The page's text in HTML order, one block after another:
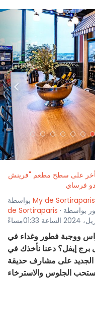
<
على سطح مطعم "فرينش
فرساي
My de Sortiraparis
de Sortiraparis · صور بواسطة My de Sortiraparis · محدث 15 من
الساعة 01:33مساءً
ووجبة فطور وغداء في
برج إيفل؟ دعنا نأخذك في
على مشارف حديقة